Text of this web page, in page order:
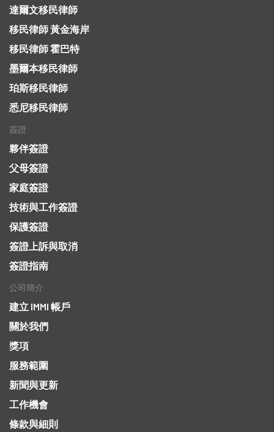
達爾文移民律師
移民律師 黃金海岸
移民律師 霍巴特
墨爾本移民律師
珀斯移民律師
悉尼移民律師
簽證
夥伴簽證
父母簽證
家庭簽證
技術與工作簽證
保護簽證
簽證上訴與取消
簽證指南
公司簡介
建立 IMMI 帳戶
關於我們
獎項
服務範圍
新聞與更新
工作機會
條款與細則